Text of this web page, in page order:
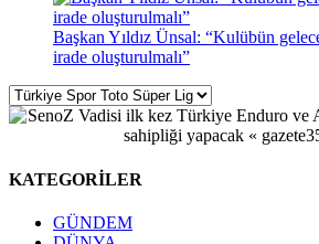
Başkan Yıldız Ünsal: “Kulübün
irade oluşturulmalı”
KATEGORİLER
GÜNDEM